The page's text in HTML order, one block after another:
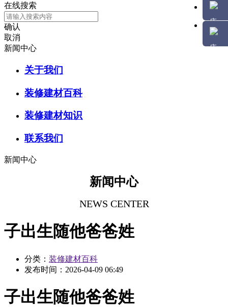
在线搜索
确认
取消
新闻中心
关于我们
装修建材百科
装修建材知识
联系我们
新闻中心
新闻中心
NEWS CENTER
子出生随他爸爸姓
分类： 装修建材百科
发布时间： 2026-04-09 06:49
子出生随他爸爸姓